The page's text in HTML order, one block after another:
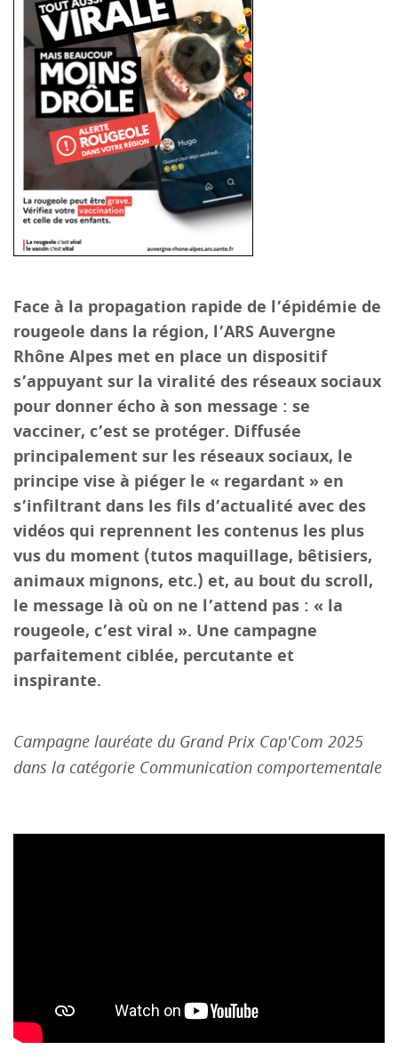
Face à la propagation rapide de l’épidémie de
rougeole dans la région, l’ARS Auvergne
Rhône Alpes met en place un dispositif
s’appuyant sur la viralité des réseaux sociaux
pour donner écho à son message : se
vacciner, c’est se protéger. Diffusée
principalement sur les réseaux sociaux, le
principe vise à piéger le « regardant » en
s’infiltrant dans les fils d’actualité avec des
vidéos qui reprennent les contenus les plus
vus du moment (tutos maquillage, bêtisiers,
animaux mignons, etc.) et, au bout du scroll,
le message là où on ne l’attend pas : « la
rougeole, c’est viral ». Une campagne
parfaitement ciblée, percutante et
inspirante.
Campagne lauréate du Grand Prix Cap'Com 2025
dans la catégorie Communication comportementale